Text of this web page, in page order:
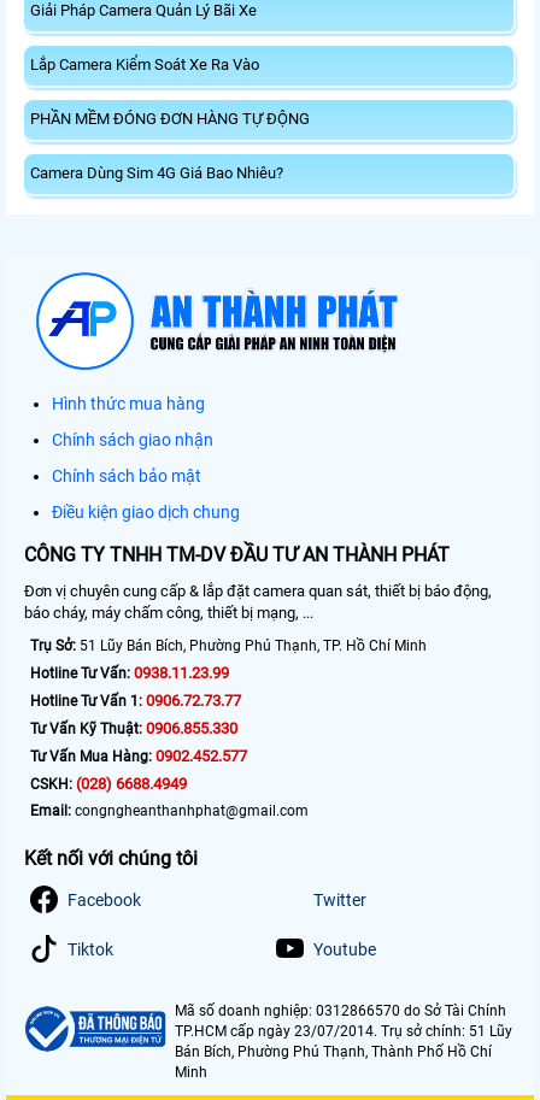
Giải Pháp Camera Quản Lý Bãi Xe
Lắp Camera Kiểm Soát Xe Ra Vào
PHẦN MỀM ĐÓNG ĐƠN HÀNG TỰ ĐỘNG
Camera Dùng Sim 4G Giá Bao Nhiêu?
Hình thức mua hàng
Chính sách giao nhận
Chính sách bảo mật
Điều kiện giao dịch chung
CÔNG TY TNHH TM-DV ĐẦU TƯ AN THÀNH PHÁT
Đơn vị chuyên cung cấp & lắp đặt camera quan sát, thiết bị báo động,
báo cháy, máy chấm công, thiết bị mạng, ...
Trụ Sở: 51 Lũy Bán Bích, Phường Phú Thạnh, TP. Hồ Chí Minh
Hotline Tư Vấn: 0938.11.23.99
Hotline Tư Vấn 1: 0906.72.73.77
Tư Vấn Kỹ Thuật: 0906.855.330
Tư Vấn Mua Hàng: 0902.452.577
CSKH: (028) 6688.4949
Email: congngheanthanhphat@gmail.com
Kết nối với chúng tôi
Facebook Twitter
Tiktok Youtube
Mã số doanh nghiệp: 0312866570 do Sở Tài Chính
TP.HCM cấp ngày 23/07/2014. Trụ sở chính: 51 Lũy
Bán Bích, Phường Phú Thạnh, Thành Phố Hồ Chí
Minh